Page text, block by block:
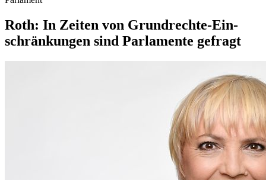
Roth: In Zeiten von Grund­rech­te-Ein­
schrän­kun­gen sind Parlamente gefragt